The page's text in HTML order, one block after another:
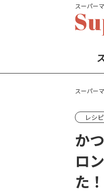
スーパー
スーパー
レシピ
か
ロ
た！